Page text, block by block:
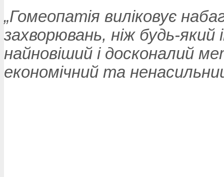
„Гомеопатія виліковує
захворювань, ніж будь-
найновіший і досконалий
економічний та